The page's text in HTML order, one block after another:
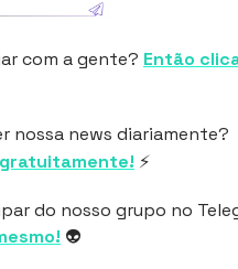
com a gente? Então
nossa news diariamente?
⚡
do nosso grupo no
👽